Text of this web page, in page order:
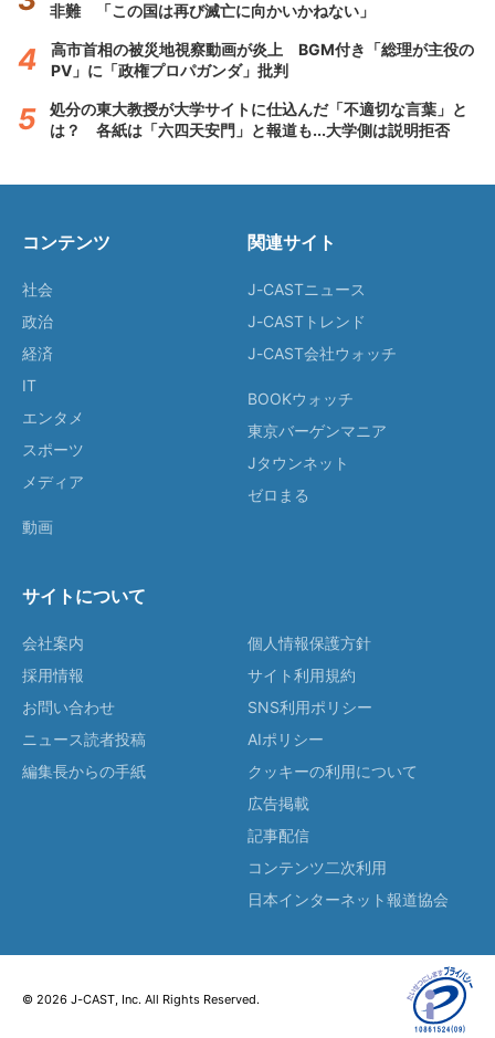
非難 「この国は再び滅亡に向かいかねない」
高市首相の被災地視察動画が炎上 BGM付き「総理が主役の
PV」に「政権プロパガンダ」批判
処分の東大教授が大学サイトに仕込んだ「不適切な言葉」と
は？ 各紙は「六四天安門」と報道も...大学側は説明拒否
コンテンツ
社会
政治
経済
IT
エンタメ
スポーツ
メディア
動画
関連サイト
J-CASTニュース
J-CASTトレンド
J-CAST会社ウォッチ
BOOKウォッチ
東京バーゲンマニア
Jタウンネット
ゼロまる
サイトについて
会社案内
採用情報
お問い合わせ
ニュース読者投稿
編集長からの手紙
個人情報保護方針
サイト利用規約
SNS利用ポリシー
AIポリシー
クッキーの利用について
広告掲載
記事配信
コンテンツ二次利用
日本インターネット報道協会
© 2026 J-CAST, Inc. All Rights Reserved.